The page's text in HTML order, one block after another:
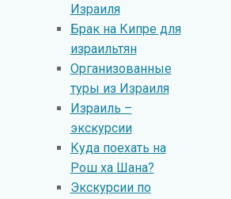
Израиля
Брак на Кипре для
израильтян
Организованные
туры из Израиля
Израиль –
экскурсии
Куда поехать на
Рош ха Шана?
Экскурсии по